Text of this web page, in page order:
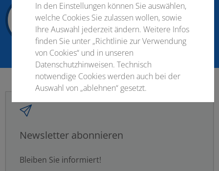
Tage
0
Stunden
20
Minuten Sekunden
Newsletter abonnieren
Bleiben Sie informiert!
In den Einstellungen können Sie auswählen,
welche Cookies Sie zulassen wollen, sowie
Ihre Auswahl jederzeit ändern. Weitere Infos
finden Sie unter „Richtlinie zur Verwendung
von Cookies“ und in unseren
Datenschutzhinweisen. Technisch
notwendige Cookies werden auch bei der
Auswahl von „ablehnen“ gesetzt.
Statistisch
Externer Inhalt